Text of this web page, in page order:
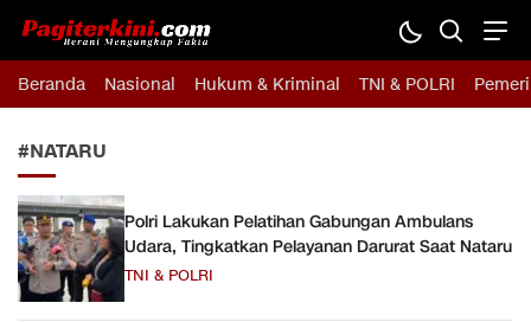
Pagiterkini.com
Berani Mengungkap Fakta
Beranda Nasional Hukum & Kriminal TNI & POLRI
#NATARU
Polri Lakukan Pelatihan Gabungan Ambulans
Udara, Tingkatkan Pelayanan Darurat Saat Nataru
TNI & POLRI